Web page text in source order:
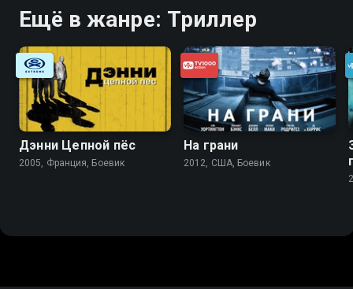
Ещё в жанре: Триллер
Дэнни Цепной пёс
2005, Франция, Боевик
На грани
2012, США, Боевик